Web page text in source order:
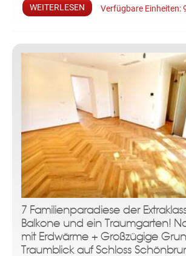
WEITERLESEN Verfügbare Einheiten:
7 Familienparadiese der
Balkone und ein Traumgarten!
mit Erdwärme + Großzügige
Traumblick auf Schloss